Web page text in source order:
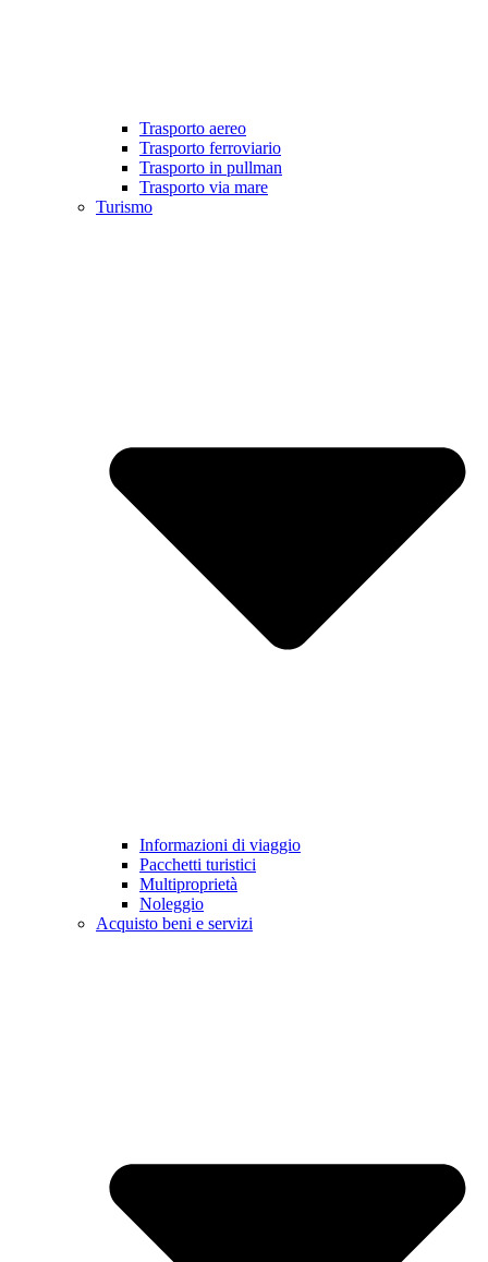
Trasporto aereo
Trasporto ferroviario
Trasporto in pullman
Trasporto via mare
Turismo
Informazioni di viaggio
Pacchetti turistici
Multiproprietà
Noleggio
Acquisto beni e servizi